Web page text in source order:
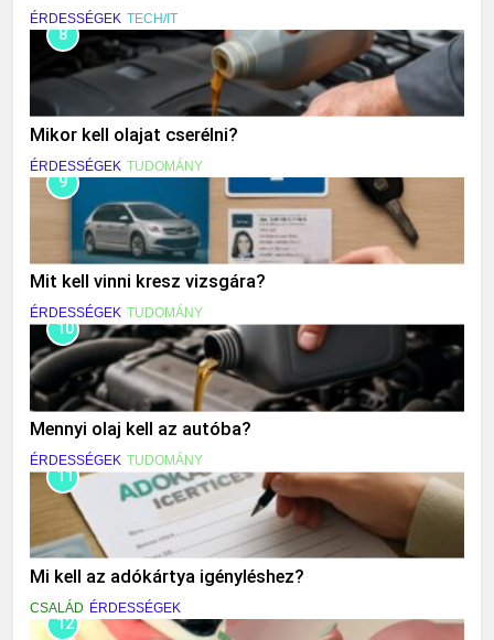
ÉRDESSÉGEK TECH/IT
8
Mikor kell olajat cserélni?
ÉRDESSÉGEK TUDOMÁNY
9
Mit kell vinni kresz vizsgára?
ÉRDESSÉGEK TUDOMÁNY
10
Mennyi olaj kell az autóba?
ÉRDESSÉGEK TUDOMÁNY
11
Mi kell az adókártya igényléshez?
CSALÁD ÉRDESSÉGEK
12